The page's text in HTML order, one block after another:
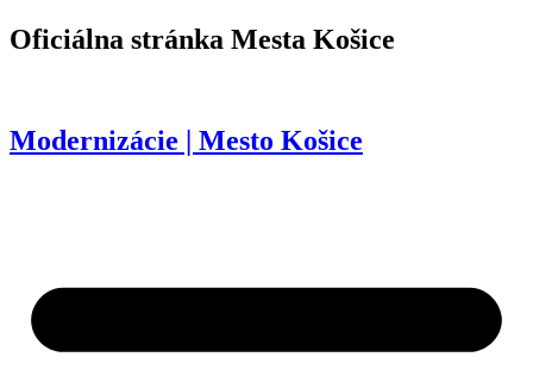
Preskočiť
na
Oficiálna stránka Mesta Košice
Modernizácie | Mesto Košice